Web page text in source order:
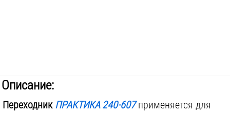
Описание:
Переходник ПРАКТИКА 240-607применяется для